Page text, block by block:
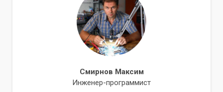
Смирнов Максим
Инженер-программист